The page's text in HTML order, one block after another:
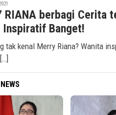
RIANA berbagi
Inspiratif Banget!
tak kenal Merry Riana? Wanita